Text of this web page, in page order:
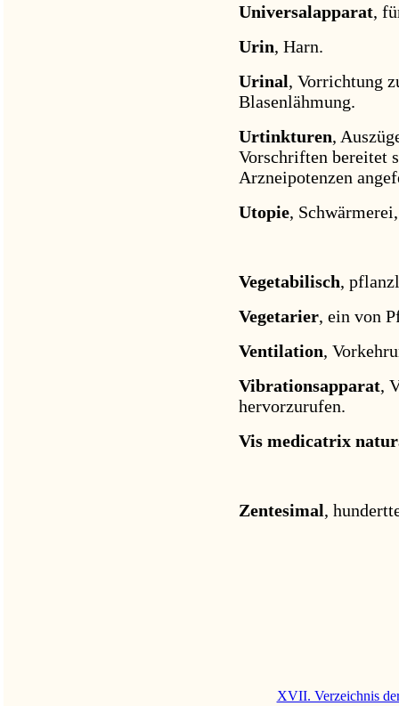
Universalapparat,
Urin, Harn.
Urinal, Vorrichtung
Blasenlähmung.
Urtinkturen,
Vorschriften bereitet
Arzneipotenzen
Utopie,
Vegetabilisch,
Vegetarier, ein von
Ventilation,
Vibrationsapparat,
hervorzurufen.
Vis medicatrix
Zentesimal,
XVII. Verzeichnis